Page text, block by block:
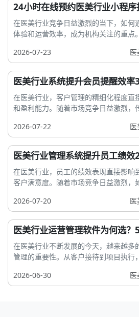
24小时在线预约医美行业小程
在医美行业竞争日益激烈的当下，如何
体验和运营效率，成为机构关注的重点
2026-07-23
医美行业系统提升会员提醒效率
在医美行业，客户管理的精细化程度直
和盈利能力。随着市场竞争日益激烈，
2026-07-22
医美行业管理系统提升员工绩效
在医美行业，员工的绩效表现直接影响
客户满意度。随着市场竞争日益激烈，
2026-07-20
医美行业运营管理软件为何选？
在医美行业不断发展的今天，越来越多
管理的重要性。从客户接待到项目执行
2026-06-30